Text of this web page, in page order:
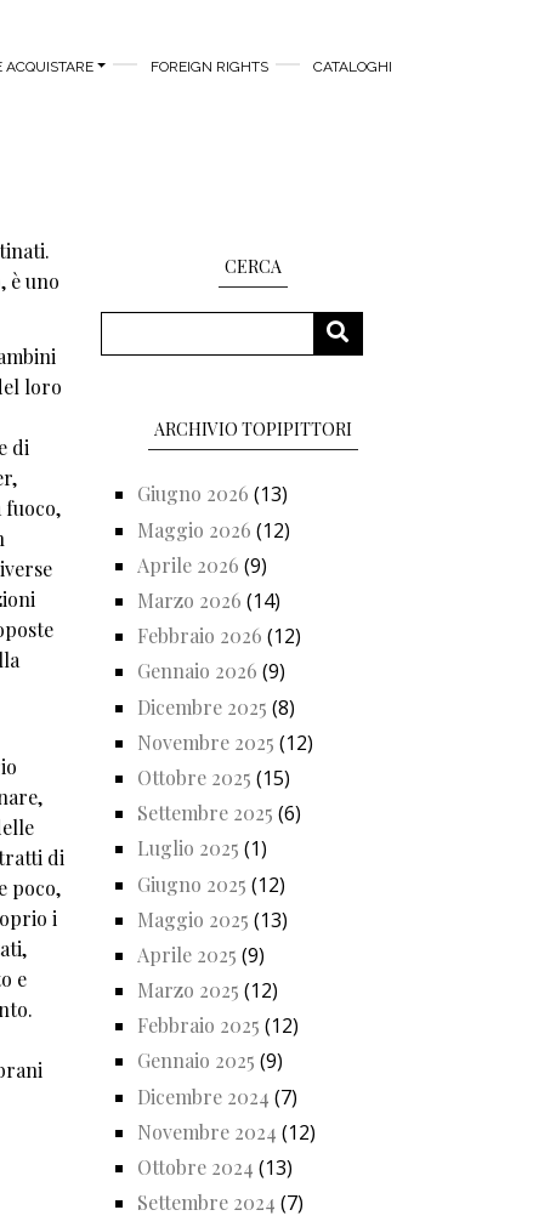
ACQUISTARE FOREIGN RIGHTS CATALOGHI
, è uno
loro
di
fuoco,
di
poco,
i
e
CERCA
CERCA
ARCHIVIO TOPIPITTORI
Giugno 2026 (13)
Maggio 2026 (12)
Aprile 2026 (9)
Marzo 2026 (14)
Febbraio 2026 (12)
Gennaio 2026 (9)
Dicembre 2025 (8)
Novembre 2025 (12)
Ottobre 2025 (15)
Settembre 2025 (6)
Luglio 2025 (1)
Giugno 2025 (12)
Maggio 2025 (13)
Aprile 2025 (9)
Marzo 2025 (12)
Febbraio 2025 (12)
Gennaio 2025 (9)
Dicembre 2024 (7)
Novembre 2024 (12)
Ottobre 2024 (13)
Settembre 2024 (7)